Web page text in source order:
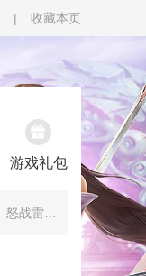
| 收藏本页
游戏礼包
怒战雷霆 幻想圣域